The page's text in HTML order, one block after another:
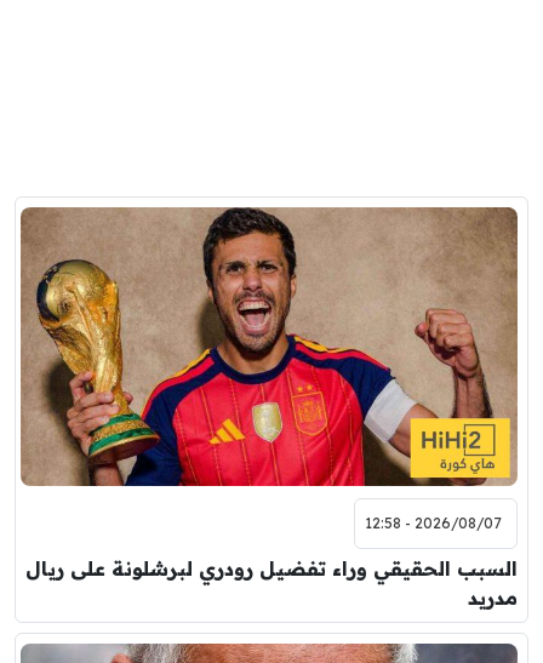
2026/08/07 - 12:58
السبب الحقيقي وراء تفضيل رودري لبرشلونة على ريال
مدريد